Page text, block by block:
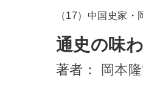
（17）中国史家
通史の味
著者： 岡本隆